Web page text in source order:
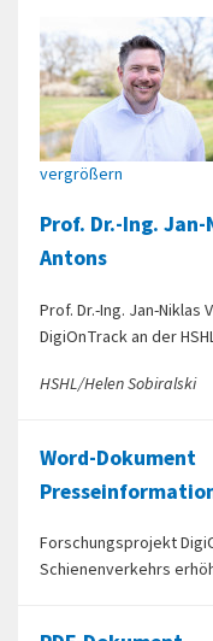
vergrößern
Prof. Dr.-Ing.
Antons
Prof. Dr.-Ing. Jan-
DigiOnTrack an der
HSHL/Helen Sobiralski
Word-Dokument
Forschungsprojekt
Schienenverkehrs